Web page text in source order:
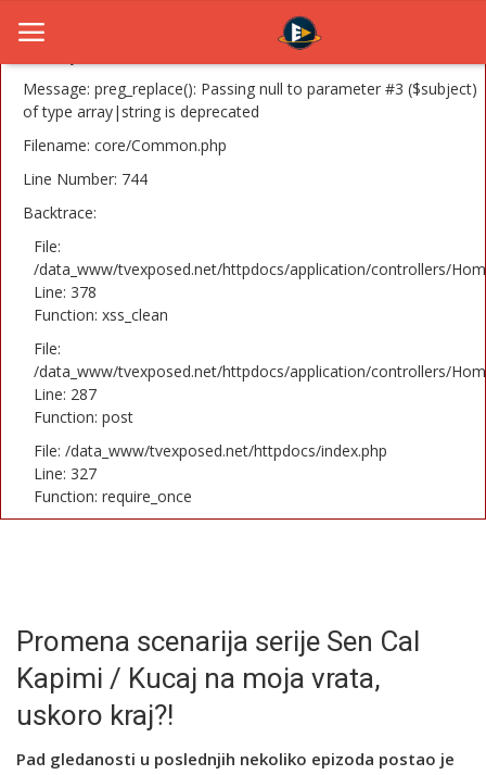
A PHP Error was encountered
Message: preg_replace(): Passing null to parameter #3 ($subject)
of type array|string is deprecated
Filename: core/Common.php
Line Number: 744
Backtrace:
File:
/data_www/tvexposed.net/httpdocs/application/controllers/
Line: 378
Function: xss_clean
File:
/data_www/tvexposed.net/httpdocs/application/controllers/
Line: 287
Function: post
File: /data_www/tvexposed.net/httpdocs/index.php
Line: 327
Function: require_once
Home
TV Serije
Filmovi
Glumci
Contact
Register
Promena scenarija serije Sen Cal
Kapimi / Kucaj na moja vrata,
uskoro kraj?!
Pad gledanosti u poslednjih nekoliko epizoda postao je